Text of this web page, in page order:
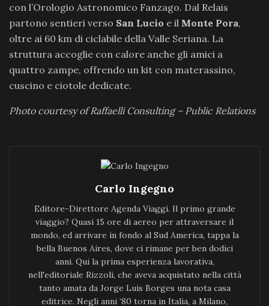
con l’Orologio Astronomico Fanzago. Dal Relais
partono sentieri verso San Lucio e il Monte Pora,
oltre ai 60 km di ciclabile della Valle Seriana. La
struttura accoglie con calore anche gli amici a
quattro zampe, offrendo un kit con materassino,
cuscino e ciotole dedicate.
Photo courtesy of Raffaelli Consulting – Public Relations
Carlo Ingegno
Editore-Direttore Agenda Viaggi. Il primo grande
viaggio? Quasi 15 ore di aereo per attraversare il
mondo, ed arrivare in fondo al Sud America, tappa la
bella Buenos Aires, dove ci rimane per ben dodici
anni. Qui la prima esperienza lavorativa,
nell'editoriale Rizzoli, che aveva acquistato nella città
tanto amata da Jorge Luis Borges una nota casa
editrice. Negli anni ‘80 torna in Italia, a Milano,